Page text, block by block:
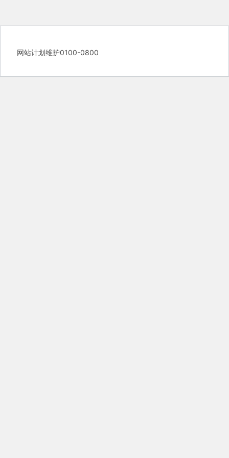
网站计划维护0100-0800